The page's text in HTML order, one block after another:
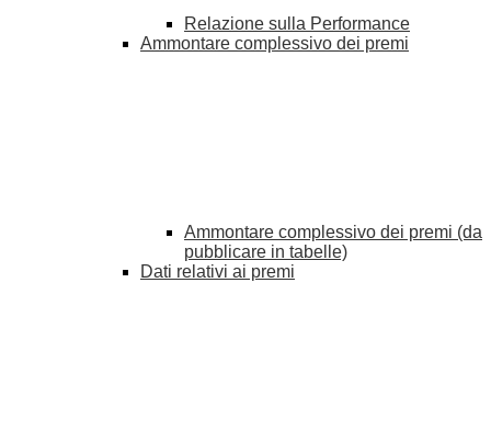
Relazione sulla Performance
Ammontare complessivo dei premi
Ammontare complessivo dei premi (da
pubblicare in tabelle)
Dati relativi ai premi